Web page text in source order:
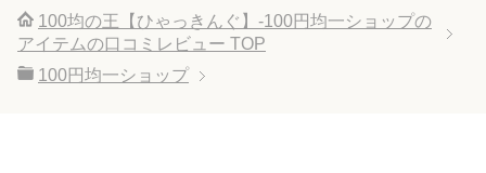
100均の王【ひゃっきんぐ】-100円均一ショップの
アイテムの口コミレビュー TOP
100円均一ショップ